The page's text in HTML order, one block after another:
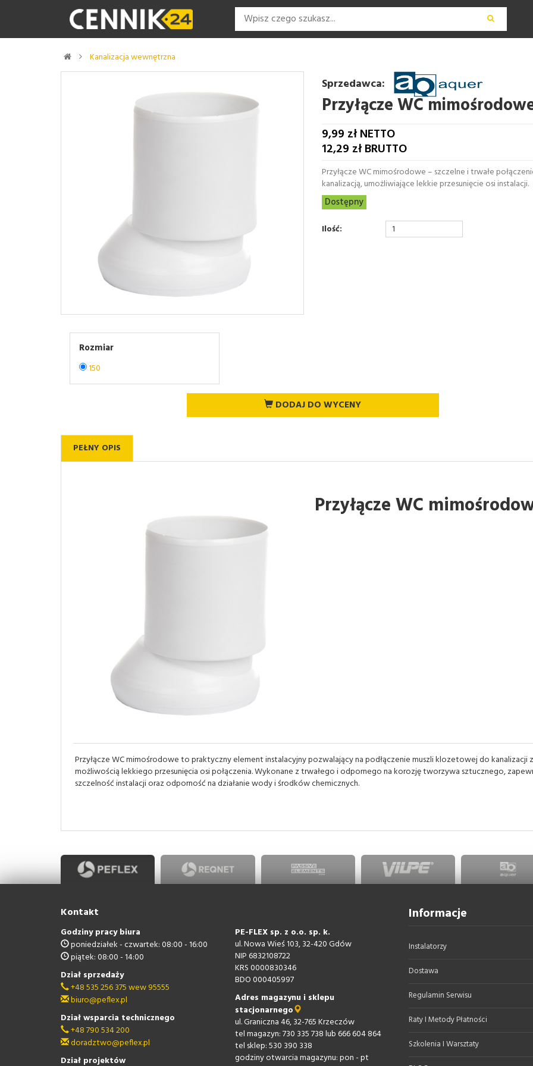
Kanalizacja wewnętrzna
Sprzedawca:
Przyłącze WC
9,99 zł NETTO
12,29 zł BRUTTO
Przyłącze WC mimośrodowe – szczelne i trwałe
kanalizacją, umożliwiające lekkie przesunięcie osi instalacji.
Dostępny
Ilość:
Rozmiar
150
DODAJ DO WYCENY
PEŁNY OPIS
Przyłącze WC
Przyłącze WC mimośrodowe to praktyczny element instalacyjny pozwalający na podłączenie muszli klozetowej do kanalizacji z
możliwością lekkiego przesunięcia osi połączenia. Wykonane z trwałego i odpornego na korozję tworzywa sztucznego,
szczelność instalacji oraz odporność na działanie wody i środków chemicznych.
Kontakt
Godziny pracy biura
poniedziałek - czwartek: 08:00 - 16:00
piątek: 08:00 - 14:00
Dział sprzedaży
+48 535 256 375 wew 95555
biuro@peflex.pl
Dział wsparcia technicznego
+48 790 534 200
doradztwo@peflex.pl
Dział projektów
PE-FLEX sp. z o.o. sp. k.
ul. Nowa Wieś 103, 32-420 Gdów
NIP 6832108722
KRS 0000830346
BDO 000405997
Adres magazynu i sklepu
stacjonarnego
ul. Graniczna 46, 32-765 Krzeczów
tel magazyn: 730 335 738 lub 666 604 864
tel sklep: 530 390 338
godziny otwarcia magazynu: pon - pt
Informacje
Instalatorzy
Dostawa
Regulamin Serwisu
Raty I Metody Płatności
Szkolenia I Warsztaty